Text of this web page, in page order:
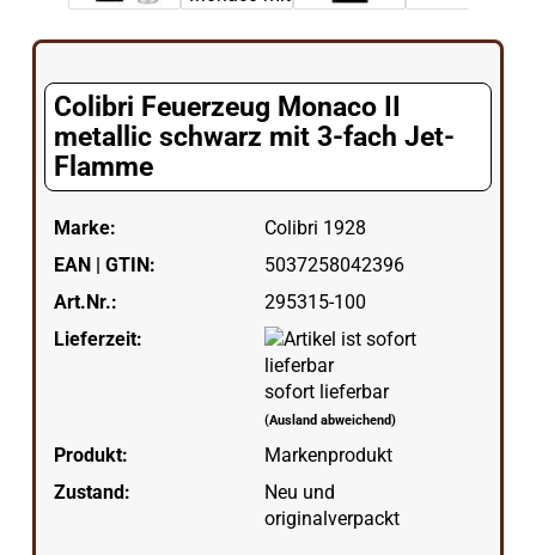
Colibri Feuerzeug Monaco II
metallic schwarz mit 3-fach Jet-
Flamme
Marke:
Colibri 1928
EAN | GTIN:
5037258042396
Art.Nr.:
295315-100
Lieferzeit:
sofort lieferbar
(Ausland abweichend)
Produkt:
Markenprodukt
Zustand:
Neu und
originalverpackt